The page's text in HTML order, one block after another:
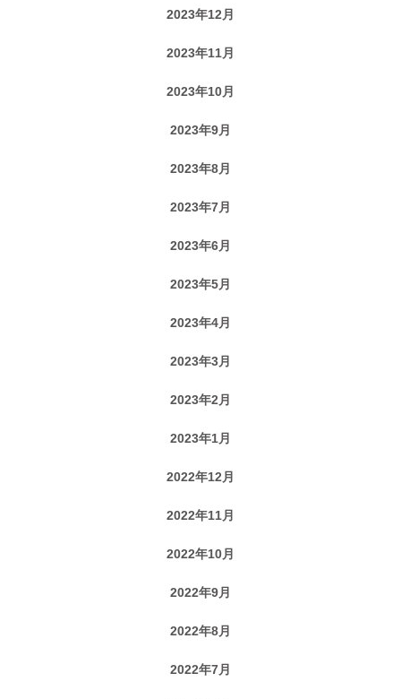
2023年12月
2023年11月
2023年10月
2023年9月
2023年8月
2023年7月
2023年6月
2023年5月
2023年4月
2023年3月
2023年2月
2023年1月
2022年12月
2022年11月
2022年10月
2022年9月
2022年8月
2022年7月